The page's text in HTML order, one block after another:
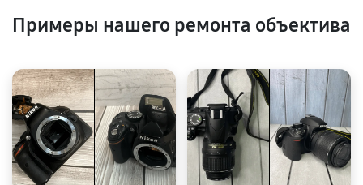
Примеры нашего ремонта объектива